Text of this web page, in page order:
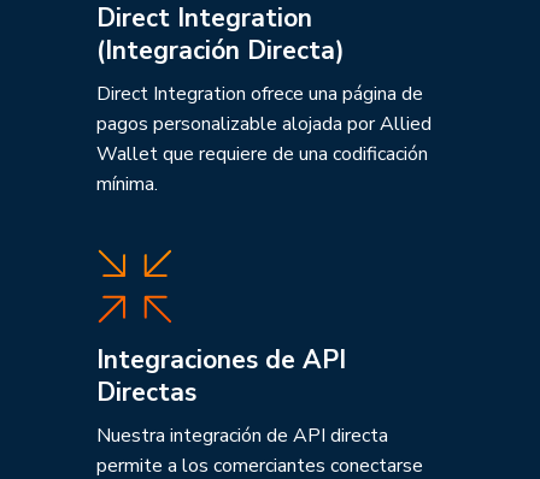
Direct Integration
(Integración Directa)
Direct Integration ofrece una página de
pagos personalizable alojada por Allied
Wallet que requiere de una codificación
mínima.
Integraciones de API
Directas
Nuestra integración de API directa
permite a los comerciantes conectarse